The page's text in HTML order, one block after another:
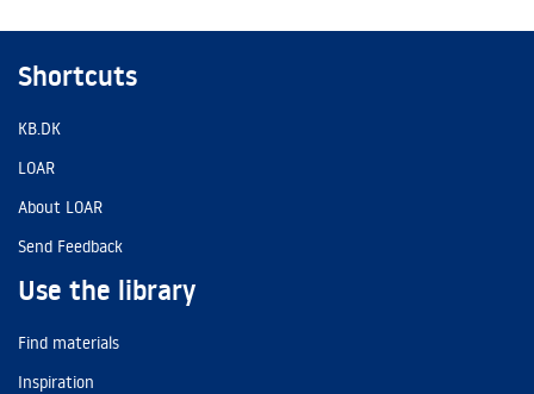
Shortcuts
KB.DK
LOAR
About LOAR
Send Feedback
Use the library
Find materials
Inspiration